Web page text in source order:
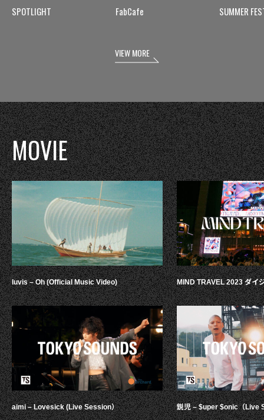
SPOTLIGHT FabCafe SUMMER
VIEW MORE
MOVIE
luvis – Oh (Official Music Video)
aimi – Lovesick (Live Session）
MIND TRAVEL 2023 ダイ
鋭児 – $uper $onic（Live